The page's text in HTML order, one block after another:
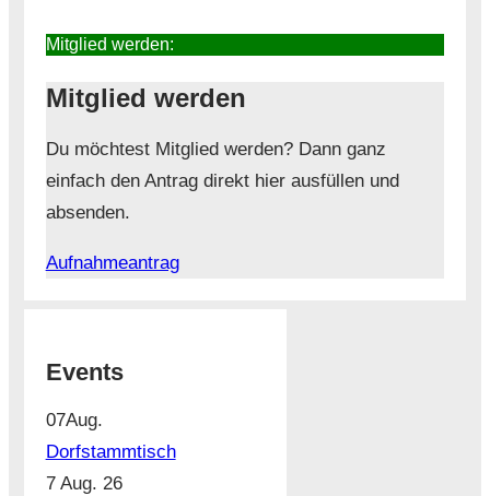
Mitglied werden:
Mitglied werden
Du möchtest Mitglied werden? Dann ganz
einfach den Antrag direkt hier ausfüllen und
absenden.
Aufnahmeantrag
Events
07Aug.
Dorfstammtisch
7 Aug. 26